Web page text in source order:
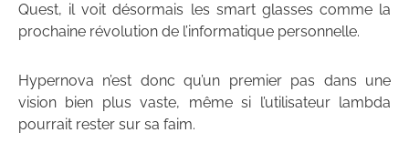
Quest, il voit désormais les smart glasses comme la
prochaine révolution de l’informatique personnelle.
Hypernova n’est donc qu’un premier pas dans une
vision bien plus vaste, même si l’utilisateur lambda
pourrait rester sur sa faim.